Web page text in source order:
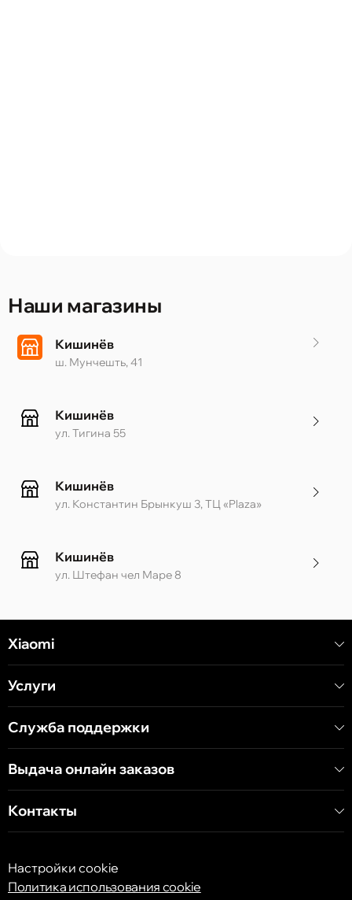
Наши магазины
Кишинёв
ш. Мунчешть, 41
Кишинёв
ул. Тигина 55
Кишинёв
ул. Константин Брынкуш 3, ТЦ «Plaza»
Кишинёв
ул. Штефан чел Маре 8
Кишинёв
ул. Арборилор 21, CC «Shopping MallDova»
Xiaomi
Услуги
Служба поддержки
Выдача онлайн заказов
Контакты
Настройки cookie
Политика использования cookie